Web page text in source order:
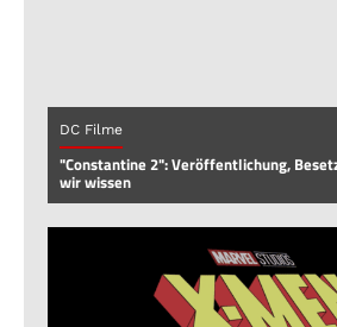
DC Filme
"Constantine 2": Veröffentlichung,
wir wissen